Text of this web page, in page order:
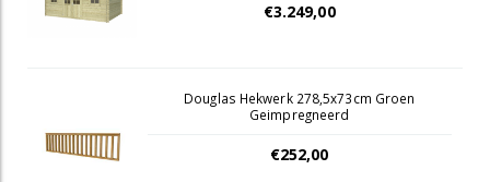
€3.249,00
Douglas Hekwerk 278,5x73cm Groen
Geimpregneerd
€252,00